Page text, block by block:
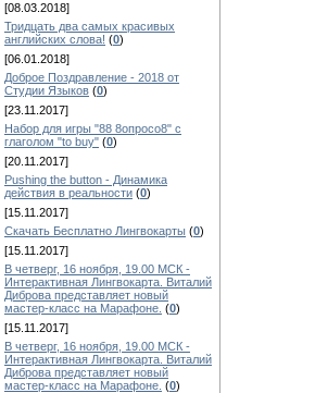
[08.03.2018]
Тридцать два самых красивых
английских слова! (0)
[06.01.2018]
Доброе Поздравление - 2018 от
Студии Языков (0)
[23.11.2017]
Набор для игры "88 8опросо8" с
глаголом "to buy" (0)
[20.11.2017]
Pushing the button - Динамика
действия в реальности (0)
[15.11.2017]
Скачать Бесплатно Лингвокарты (0)
[15.11.2017]
В четверг, 16 ноября, 19.00 МСК -
Интерактивная Лингвокарта. Виталий
Диброва представляет новый
мастер-класс на Марафоне. (0)
[15.11.2017]
В четверг, 16 ноября, 19.00 МСК -
Интерактивная Лингвокарта. Виталий
Диброва представляет новый
мастер-класс на Марафоне. (0)